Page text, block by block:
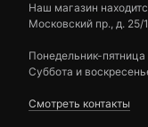
Наш магазин
Московский пр., д. 25/1
Понедельник-
Суббота и
Смотреть контакты